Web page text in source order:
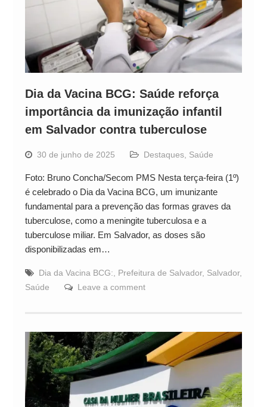
Dia da Vacina BCG: Saúde reforça
importância da imunização infantil
em Salvador contra tuberculose
30 de junho de 2025 Destaques, Saúde
Foto: Bruno Concha/Secom PMS Nesta terça-feira (1º)
é celebrado o Dia da Vacina BCG, um imunizante
fundamental para a prevenção das formas graves da
tuberculose, como a meningite tuberculosa e a
tuberculose miliar. Em Salvador, as doses são
disponibilizadas em…
Dia da Vacina BCG: Prefeitura de Salvador, Salvador,
Saúde
Leave a comment